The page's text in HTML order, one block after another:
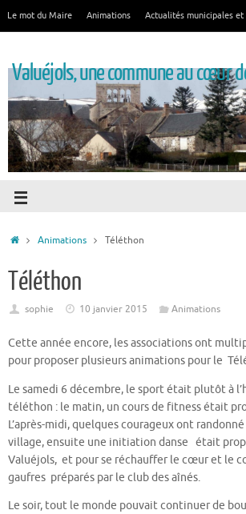
Le mot du Maire Animations Actualités municipales
Valuéjols, une commune au cœur
Animations Téléthon
Téléthon
sophie 10 janvier 2015 Animations
Cette année encore, les associations ont
pour proposer plusieurs animations pour le
Le samedi 6 décembre, le sport était plutôt à
téléthon : le matin, un cours de fitness était
L’après-midi, quelques courageux ont
village, ensuite une initiation danse était
Valuéjols, et pour se réchauffer le cœur et le
gaufres préparés par le club des aînés.
Le soir, tout le monde pouvait continuer de